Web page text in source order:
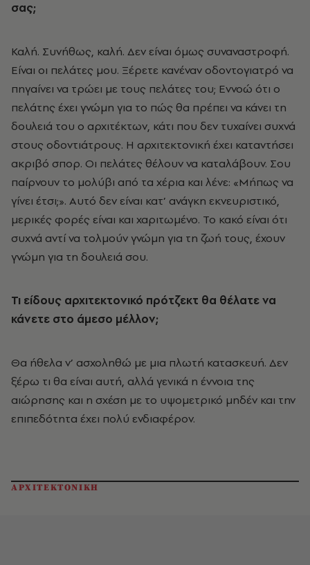
σας;
Καλή. Συνήθως, καλή. Δεν είναι όμως συναναστροφή.
Είναι οι πελάτες μου. Ξέρετε κανέναν οδοντογιατρό να
πηγαίνει να τρώει με τους πελάτες του; Εννοώ ότι ο
πελάτης έχει γνώμη για το πώς θα πρέπει να κάνει τη
δουλειά του ο αρχιτέκτων, κάτι που δεν τυχαίνει συχνά
στους οδοντιάτρους. Η αρχιτεκτονική έχει καταντήσει
ακριβό σπορ. Οι πελάτες θέλουν να καταλάβουν. Σου
παίρνουν το μολύβι από τα χέρια και λένε: «Μήπως να
γίνει έτσι;». Αυτό δεν είναι κατ’ ανάγκη εκνευριστικό,
μερικές φορές είναι και χαριτωμένο. Το κακό είναι ότι
συχνά αντί να τολμούν γνώμη για τη ζωή τους, έχουν
γνώμη για τη δουλειά σου.
Τι είδους αρχιτεκτονικό πρότζεκτ θα θέλατε να
κάνετε στο άμεσο μέλλον;
Θα ήθελα ν’ ασχοληθώ με μια πλωτή κατασκευή. Δεν
ξέρω τι θα είναι αυτή, αλλά γενικά η έννοια της
αιώρησης και η σχέση με το υψομετρικό μηδέν και την
επιπεδότητα έχει πολύ ενδιαφέρον.
ΑΡΧΙΤΕΚΤΟΝΙΚΗ